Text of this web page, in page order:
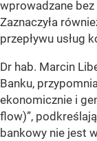
wprowadzane
Zaznaczyła
przepływu usług
Dr hab. Marcin
Banku,
ekonomicznie i
flow)”,
bankowy nie jest